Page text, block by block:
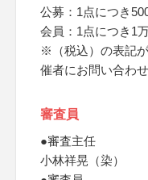
公募：1点につき
会員：1点につき1
※（税込）の表記
催者にお問い合わ
審査員
●審査主任
小林祥晃（染）